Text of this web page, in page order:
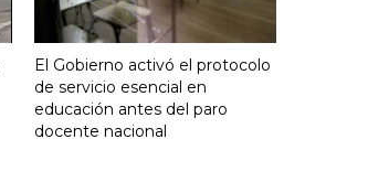
El Gobierno activó el protocolo
de servicio esencial en
educación antes del paro
docente nacional